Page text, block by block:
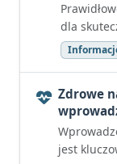
dla
Zdrowe
jest